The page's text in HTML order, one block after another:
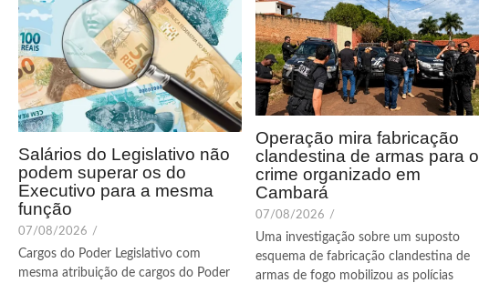
Salários do Legislativo não
podem superar os do
Executivo para a mesma
função
07/08/2026 /
Cargos do Poder Legislativo com
mesma atribuição de cargos do Poder
Operação mira fabricação
clandestina de armas para o
crime organizado em
Cambará
07/08/2026 /
Uma investigação sobre um suposto
esquema de fabricação clandestina de
armas de fogo mobilizou as polícias